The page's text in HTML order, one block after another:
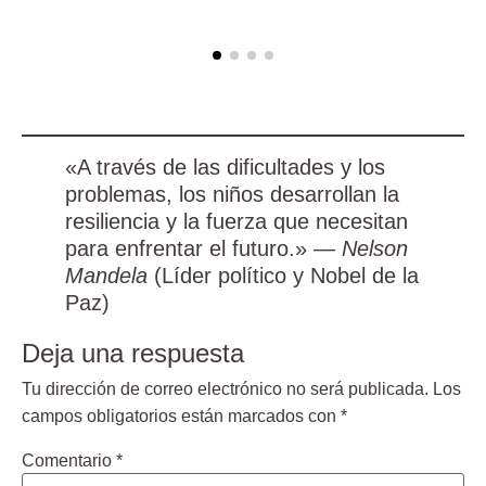
«A través de las dificultades y los
problemas, los niños desarrollan la
resiliencia y la fuerza que necesitan
para enfrentar el futuro.» — Nelson
Mandela (Líder político y Nobel de la
Paz)
Deja una respuesta
Tu dirección de correo electrónico no será publicada. Los
campos obligatorios están marcados con *
Comentario *